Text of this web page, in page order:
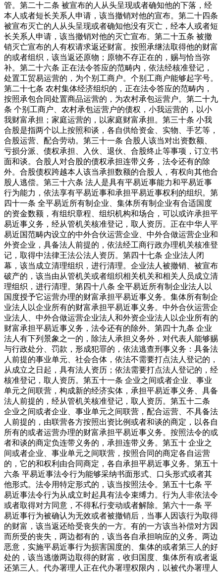
管。第二十二条 被宣布的人从头呈现或者确知他的下落，经
本人或者短长关系人申请，该当撤销对他的宣布。第二十四条
被宣布灭亡的人从头呈现或者确知他没有灭亡，经本人或者短
长关系人申请，该当撤销对他的灭亡宣布。第二十五条 被撤
销灭亡宣布的人有权请求返还财富。按照承继法取得他的财富
的或者组织，该当返还原物；原物不存正在的，赐与恰当弥
补。第二十六条 正在法令答应的范畴内，依法经核准登记，
处置工贸易运营的，为个别工商户。个别工商户能够起字号。
第二十七条 农村集体经济组织的，正在法令答应的范畴内，
按照承包合同处置商品运营的，为农村承包运营户。第二十九
条 个别工商户、农村承包运营户的债权，小我运营的，以小
我财富承担；家庭运营的，以家庭财富承担。第三十条 小我
合股是指两个以上按照和谈，各自供给资金、实物、手艺等，
合股运营、配合劳动。第三十一条 合股人该当对出资数额、
亏损分派、债权承担、入伙、退伙、合股终止等事项，订立书
面和谈。合股人对合股的债权承担连带义务，法令还有的除
外。合股债权跨越本人该当承担数额的合股人，有权向其他合
股人逃偿。第三十六条 法人是具有平易近事能力和平易近事
行为能力，依法享有平易近事和承担平易近事权利的组织。第
四十一条 全平易近所有制企业、集体所有制企业有合适国度
的资金数额，有组织章程、组织机构和场合，可以或许承担平
易近事义务，经从管机关核准登记，取人资历。正在中华人平
易近国范畴内设立的中外合伙运营企业、中外合做运营企业和
外资企业，具备法人前提的，依法经工商行政办理机关核准登
记，取得中法律王法公法人资历。第四十七条 企业法人闭
幕，该当成立清理组织，进行清理。企业法人被撤销、被宣布
破产的，该当由从管机关或者组织相关机关和相关人员成立清
理组织，进行清理。第四十八条 全平易近所有制企业法人以
国度授予它运营办理的财富承担平易近事义务。集体所有制企
业法人以企业所有的财富承担平易近事义务。中外合伙运营企
业法人、中外合做运营企业法人和外资企业法人以企业所有的
财富承担平易近事义务，法令还有的除外。第四十九条 企业
法人有下列景象之一的，除法人承担义务外，对代表人能够赐
与行政处分、罚款，形成犯罪的，依法逃查刑事义务：具备法
人前提的事业单元、社会合体，依法不需要打点法人登记的，
从成立之日起，具有法人资历；依法需要打点法人登记的，经
核准登记，取人资历。第五十一条 企业之间或者企业、事业
单元之间联营，构成新的经济实体，承担平易近事义务、具备
法人前提的，经从管机关核准登记，取人资历。第五十二条
企业之间或者企业、事业单元之间联营，配合运营、不具备法
人前提的，由联营各方按照出资比例或者和谈的商定，以各自
所有的或者运营办理的财富承担平易近事义务。按照法令的或
者和谈的商定负连带义务的，承担连带义务。第五十 企业之
间或者企业、事业单元之间联营，按照合同的商定各自运营
的，它的和权利由合同商定，各自承担平易近事义务。第五十
六条 平易近事法令行为能够采纳书面形式、口头形式或者其
他形式。法令用特定形式的，该当按照法令。第五十七条 平
易近事法令行为从成立时起具有法令束缚力。行为人非依法令
或者取得对方同意，不得私行变动或者解除。第六十一条 平
易近事行为被确认为无效或者被撤销后，当事人因该行为取得
的财富，该当返还给受丧失的一方。有的一方该当补偿对方因
而所受的丧失，两边都有的，该当各自承担响应的义务。两边
恶意，实施平易近事行为损害国度的、集体的或者第三人的好
处的，该当逃缴两边取得的财富，收归国度、集体所有或者返
还第三人。代办署理人正在代办署理权限内，以被代办署理人